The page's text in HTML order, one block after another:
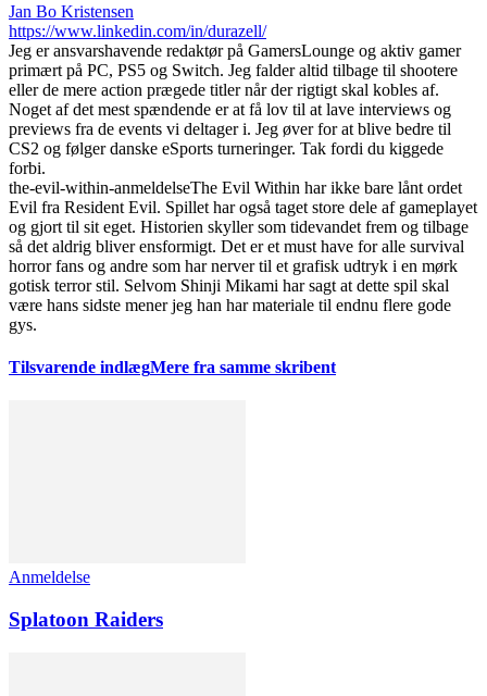
Jan Bo Kristensen
https://www.linkedin.com/in/durazell/
Jeg er ansvarshavende redaktør på GamersLounge og aktiv gamer
primært på PC, PS5 og Switch. Jeg falder altid tilbage til shootere
eller de mere action prægede titler når der rigtigt skal kobles af.
Noget af det mest spændende er at få lov til at lave interviews og
previews fra de events vi deltager i. Jeg øver for at blive bedre til
CS2 og følger danske eSports turneringer. Tak fordi du kiggede
forbi.
the-evil-within-anmeldelseThe Evil Within har ikke bare lånt ordet
Evil fra Resident Evil. Spillet har også taget store dele af gameplayet
og gjort til sit eget. Historien skyller som tidevandet frem og tilbage
så det aldrig bliver ensformigt. Det er et must have for alle survival
horror fans og andre som har nerver til et grafisk udtryk i en mørk
gotisk terror stil. Selvom Shinji Mikami har sagt at dette spil skal
være hans sidste mener jeg han har materiale til endnu flere gode
gys.
Tilsvarende indlægMere fra samme skribent
Anmeldelse
Splatoon Raiders